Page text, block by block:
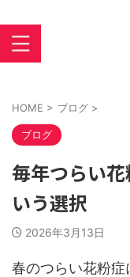
HOME > ブログ >
ブログ
毎年つらい
いう選択
2026年3月13日
春のつらい花粉症